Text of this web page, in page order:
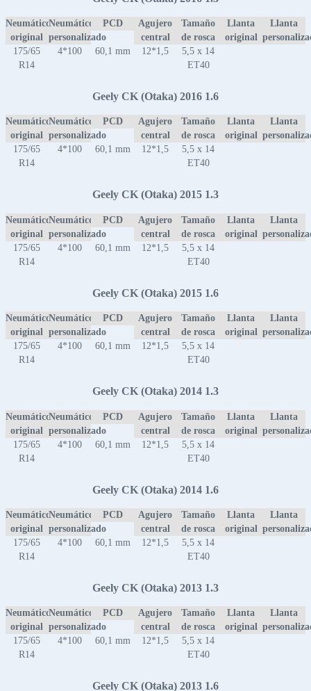
Neumático
original
Neumático
personalizado
PCD
Agujero
central
Tamaño
de rosca
Llanta
original
Llanta
175/65
R14
4*100 60,1 mm 12*1,5
5,5 x 14
ET40
Geely CK (Otaka) 2016 1.6
Neumático
original
Neumático
personalizado
PCD
Agujero
central
Tamaño
de rosca
Llanta
original
Llanta
175/65
R14
4*100 60,1 mm 12*1,5
5,5 x 14
ET40
Geely CK (Otaka) 2015 1.3
Neumático
original
Neumático
personalizado
PCD
Agujero
central
Tamaño
de rosca
Llanta
original
Llanta
175/65
R14
4*100 60,1 mm 12*1,5
5,5 x 14
ET40
Geely CK (Otaka) 2015 1.6
Neumático
original
Neumático
personalizado
PCD
Agujero
central
Tamaño
de rosca
Llanta
original
Llanta
175/65
R14
4*100 60,1 mm 12*1,5
5,5 x 14
ET40
Geely CK (Otaka) 2014 1.3
Neumático
original
Neumático
personalizado
PCD
Agujero
central
Tamaño
de rosca
Llanta
original
Llanta
175/65
R14
4*100 60,1 mm 12*1,5
5,5 x 14
ET40
Geely CK (Otaka) 2014 1.6
Neumático
original
Neumático
personalizado
PCD
Agujero
central
Tamaño
de rosca
Llanta
original
Llanta
175/65
R14
4*100 60,1 mm 12*1,5
5,5 x 14
ET40
Geely CK (Otaka) 2013 1.3
Neumático
original
Neumático
personalizado
PCD
Agujero
central
Tamaño
de rosca
Llanta
original
Llanta
175/65
R14
4*100 60,1 mm 12*1,5
5,5 x 14
ET40
Geely CK (Otaka) 2013 1.6